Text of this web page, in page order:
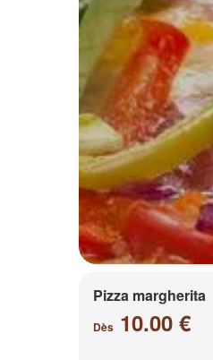
Pizza margherita
Dès 10.00 €